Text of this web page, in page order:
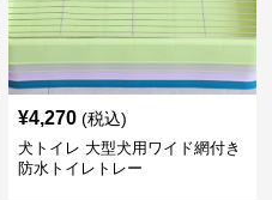
¥4,270 (税込)
犬トイレ 大型犬用ワイド網付き
防水トイレトレー